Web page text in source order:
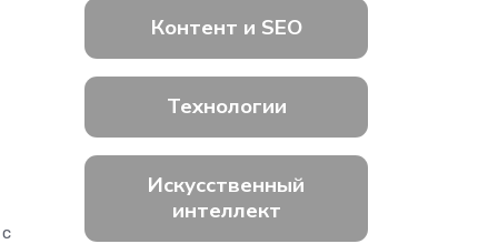
Контент и SEO
Технологии
Искусственный
интеллект